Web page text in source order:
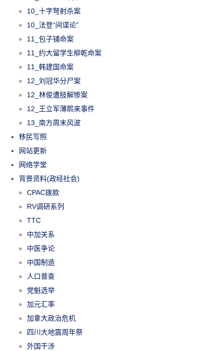
10_十字弩射杀案
10_法登“间谍论”
11_包子铺命案
11_约大留学生柳乾命案
11_韩建国命案
12_刘冠华分尸案
12_林俊遭肢解惨案
12_王立军薄熙来事件
13_南方周末风波
移民写照
网站更新
网络学堂
背景资料(政经社会)
CPAC拨款
RV调研系列
TTC
中加关系
中医争论
中国制造
人口普查
党魁选举
加元汇率
加拿大政治危机
四川大地震周年祭
外国干涉